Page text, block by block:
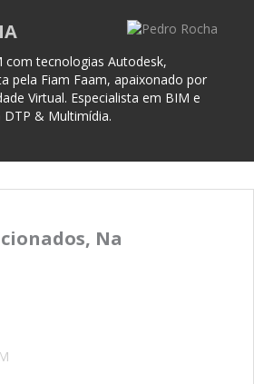
com tecnologias Autodesk,
pela Fiam Faam, apaixonado por
Virtual. Especialista em BIM e
DTP & Multimídia.
Na